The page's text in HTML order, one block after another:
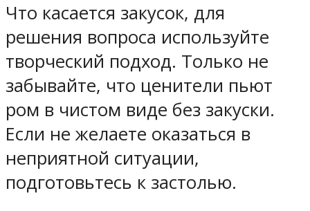
Что касается закусок, для
решения вопроса используйте
творческий подход. Только не
забывайте, что ценители пьют
ром в чистом виде без закуски.
Если не желаете оказаться в
неприятной ситуации,
подготовьтесь к застолью.